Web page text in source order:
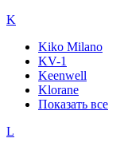
K
Kiko Milano
KV-1
Keenwell
Klorane
Показать все
L